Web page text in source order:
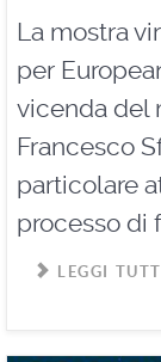
La mostra
per
vicenda del
Francesco
particolare
processo di
LEGGI